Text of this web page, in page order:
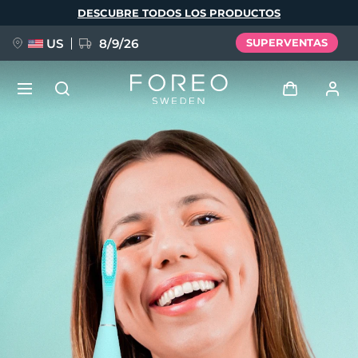
DESCUBRE TODOS LOS PRODUCTOS
US 8/9/26 SUPERVENTAS
Perfil de usuario
Mis dispositivos
Mis pedidos
Mis direcciones
Mis suscripciones
FAQ™ Pure Beauty-Tech Elixir
BREAKING NEWS
issa™ Teeth Whitening Set
Deutsch
Español
Français
Italiano
Português
Svenska
Русский
简体中文 繁體中文